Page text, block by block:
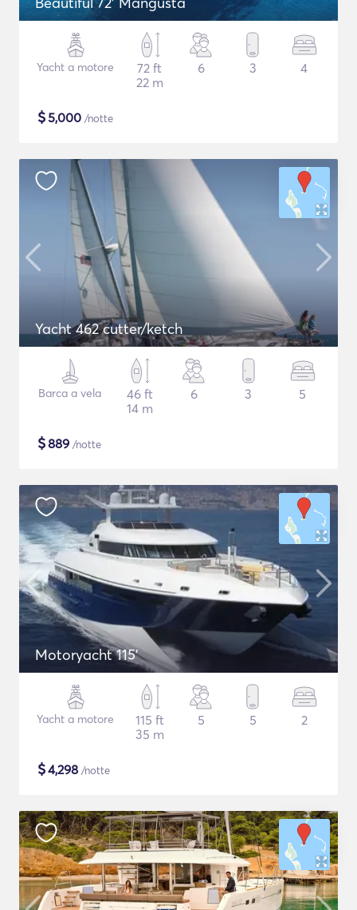
Yacht a motore
72 ft
22 m
6 3 4
$5,000 /notte
Yacht 462 cutter/ketch
Barca a vela
46 ft
14 m
6 3 5
$889 /notte
Motoryacht 115'
Yacht a motore
115 ft
35 m
5 5 2
$4,298 /notte